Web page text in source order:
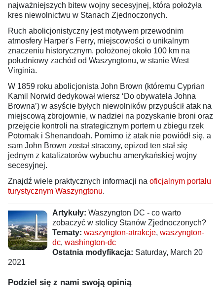
najważniejszych bitew wojny secesyjnej, która położyła
kres niewolnictwu w Stanach Zjednoczonych.
Ruch abolicjonistyczny jest motywem przewodnim
atmosfery Harper's Ferry, miejscowości o unikalnym
znaczeniu historycznym, położonej około 100 km na
południowy zachód od Waszyngtonu, w stanie West
Virginia.
W 1859 roku abolicjonista John Brown (któremu Cyprian
Kamil Norwid dedykował wiersz ‘Do obywatela Johna
Browna’) w asyście byłych niewolników przypuścił atak na
miejscową zbrojownie, w nadziei na pozyskanie broni oraz
przejęcie kontroli na strategicznym portem u zbiegu rzek
Potomak i Shenandoah. Pomimo iż atak nie powiódł się, a
sam John Brown został stracony, epizod ten stał się
jednym z katalizatorów wybuchu amerykańskiej wojny
secesyjnej.
Znajdź wiele praktycznych informacji na oficjalnym portalu
turystycznym Waszyngtonu.
Artykuły: Waszyngton DC - co warto
zobaczyć w stolicy Stanów Zjednoczonych?
Tematy: waszyngton-atrakcje, waszyngton-
dc, washington-dc
Ostatnia modyfikacja: Saturday, March 20
2021
Podziel się z nami swoją opinią